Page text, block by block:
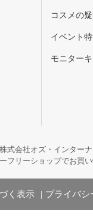
コスメの
イベント
モニター
式会社オズ・インター
フリーショップでお買
く表示 プライバシ